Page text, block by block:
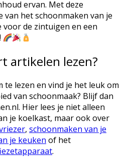
ervan. Met deze
van het schoonmaken van je
de zintuigen en een
artikelen lezen?
te lezen en vind je het leuk om
van schoonmaak? Blijf dan
Hier lees je niet alleen
je koelkast, maar ook over
, schoonmaken van je
je keuken of het
.